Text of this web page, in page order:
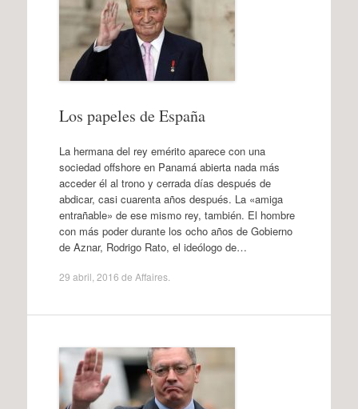
Los papeles de España
La hermana del rey emérito aparece con una
sociedad offshore en Panamá abierta nada más
acceder él al trono y cerrada días después de
abdicar, casi cuarenta años después. La «amiga
entrañable» de ese mismo rey, también. El hombre
con más poder durante los ocho años de Gobierno
de Aznar, Rodrigo Rato, el ideólogo de…
29 abril, 2016 de Affaires.